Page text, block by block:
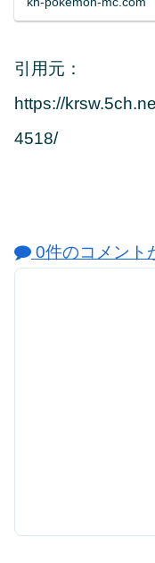
引用元：
https://
4518/
0件のコメント